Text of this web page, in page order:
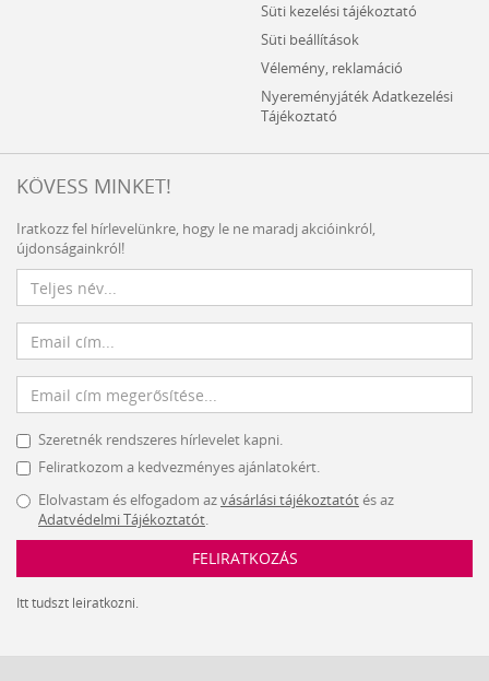
Süti kezelési tájékoztató
Süti beállítások
Vélemény, reklamáció
Nyereményjáték Adatkezelési
Tájékoztató
KÖVESS MINKET!
Iratkozz fel hírlevelünkre, hogy le ne maradj akcióinkról,
újdonságainkról!
Szeretnék rendszeres hírlevelet kapni.
Feliratkozom a kedvezményes ajánlatokért.
Elolvastam és elfogadom azvásárlási tájékoztatótés az
Adatvédelmi Tájékoztatót.
FELIRATKOZÁS
Itt tudszt leiratkozni.